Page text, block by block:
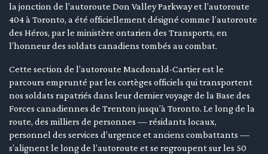
la jonction de l’autoroute Don Valley Parkway et l’autoroute
404 à Toronto, a été officiellement désigné comme l’autoroute
des Héros, par le ministère ontarien des Transports, en
l’honneur des soldats canadiens tombés au combat.
Cette section de l’autoroute Macdonald-Cartier est le
parcours emprunté par les cortèges officiels qui transportent
nos soldats rapatriés dans leur dernier voyage de la Base des
Forces canadiennes de Trenton jusqu’à Toronto. Le long de la
route, des milliers de personnes — résidants locaux,
personnel des services d’urgence et anciens combattants —
s’alignent le long de l’autoroute et se regroupent sur les 50